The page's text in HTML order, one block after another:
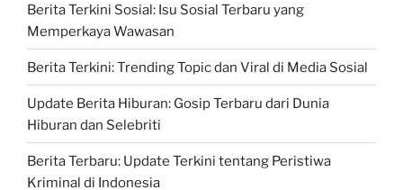
Berita Terkini Sosial: Isu Sosial Terbaru yang
Memperkaya Wawasan
Berita Terkini: Trending Topic dan Viral di Media Sosial
Update Berita Hiburan: Gosip Terbaru dari Dunia
Hiburan dan Selebriti
Berita Terbaru: Update Terkini tentang Peristiwa
Kriminal di Indonesia